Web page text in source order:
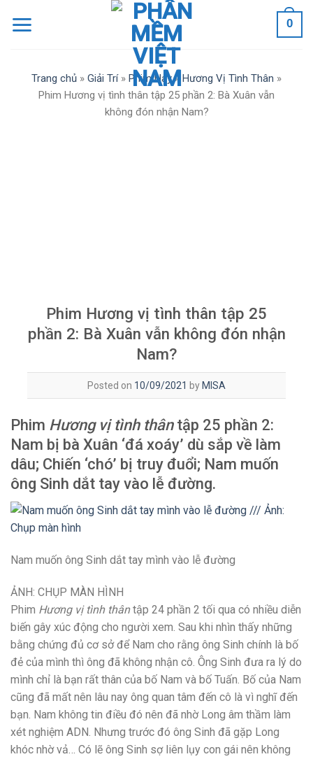
0
Trang chủ » Giải Trí» Phim Hay» Hương Vị Tình Thân »
Phim Hương vị tình thân tập 25 phần 2: Bà Xuân vẫn
không đón nhận Nam?
Phim Hương vị tình thân tập 25
phần 2: Bà Xuân vẫn không đón nhận
Nam?
Posted on 10/09/2021 by MISA
Phim Hương vị tình thântập 25 phần 2:
Nam bị bà Xuân ‘đá xoáy’ dù sắp về làm
dâu; Chiến ‘chó’ bị truy đuổi; Nam muốn
ông Sinh dắt tay vào lễ đường.
Nam muốn ông Sinh dắt tay mình vào lễ đường
ẢNH: CHỤP MÀN HÌNH
Phim Hương vị tình thântập 24 phần 2 tối qua có nhiều diễn
biến gây xúc động cho người xem. Sau khi nhìn thấy những
bằng chứng đủ cơ sở để Nam cho rằng ông Sinh chính là bố
đẻ của mình thì ông đã không nhận cô. Ông Sinh đưa ra lý do
mình chỉ là bạn rất thân của bố Nam và bố Tuấn. Bố của Nam
cũng đã mất nên lâu nay ông quan tâm đến cô là vì nghĩ đến
bạn. Nam không tin điều đó nên đã nhờ Long âm thầm làm
xét nghiệm ADN. Nhưng trước đó ông Sinh đã gặp Long
khóc nhờ vả… Có lẽ ông Sinh sợ liên lụy con gái nên không